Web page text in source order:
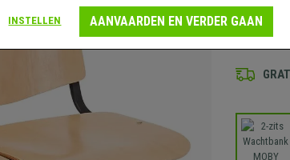
599,90 €
INSTELLEN AANVAARDEN EN VERDER GAAN